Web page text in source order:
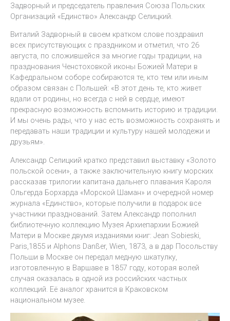
Задворный и председатель правления Союза Польских
Организаций «Единство» Александр Селицкий.
Виталий Задворный в своем кратком слове поздравил
всех присутствующих с праздником и отметил, что 26
августа, по сложившейся за многие годы традиции, на
празднования Ченстоховкой иконы Божией Матери в
Кафедральном соборе собираются те, кто тем или иным
образом связан с Польшей: «В этот день те, кто живет
вдали от родины, но всегда с ней в сердце, имеют
прекрасную возможность вспомнить историю и традиции.
И мы очень рады, что у нас есть возможность сохранять и
передавать наши традиции и культуру нашей молодежи и
друзьям».
Александр Селицкий кратко представил выставку «Золото
польской осени», а также заключительную книгу морских
рассказав трилогии капитана дальнего плавания Кароля
Ольгерда Борхарда «Морской Шаман» и очередной номер
журнала «Единство», которые получили в подарок все
участники празднований. Затем Александр пополнил
библиотечную коллекцию Музея Архиепархии Божией
Матери в Москве двумя изданиями книг: Jean Sobieski,
Paris,1855 и Alphons Danßer, Wien, 1873, а в дар Посольству
Польши в Москве он передал медную шкатулку,
изготовленную в Варшаве в 1857 году, которая волей
случая оказалась в одной из российских частных
коллекций. Её аналог хранится в Краковском
национальном музее.